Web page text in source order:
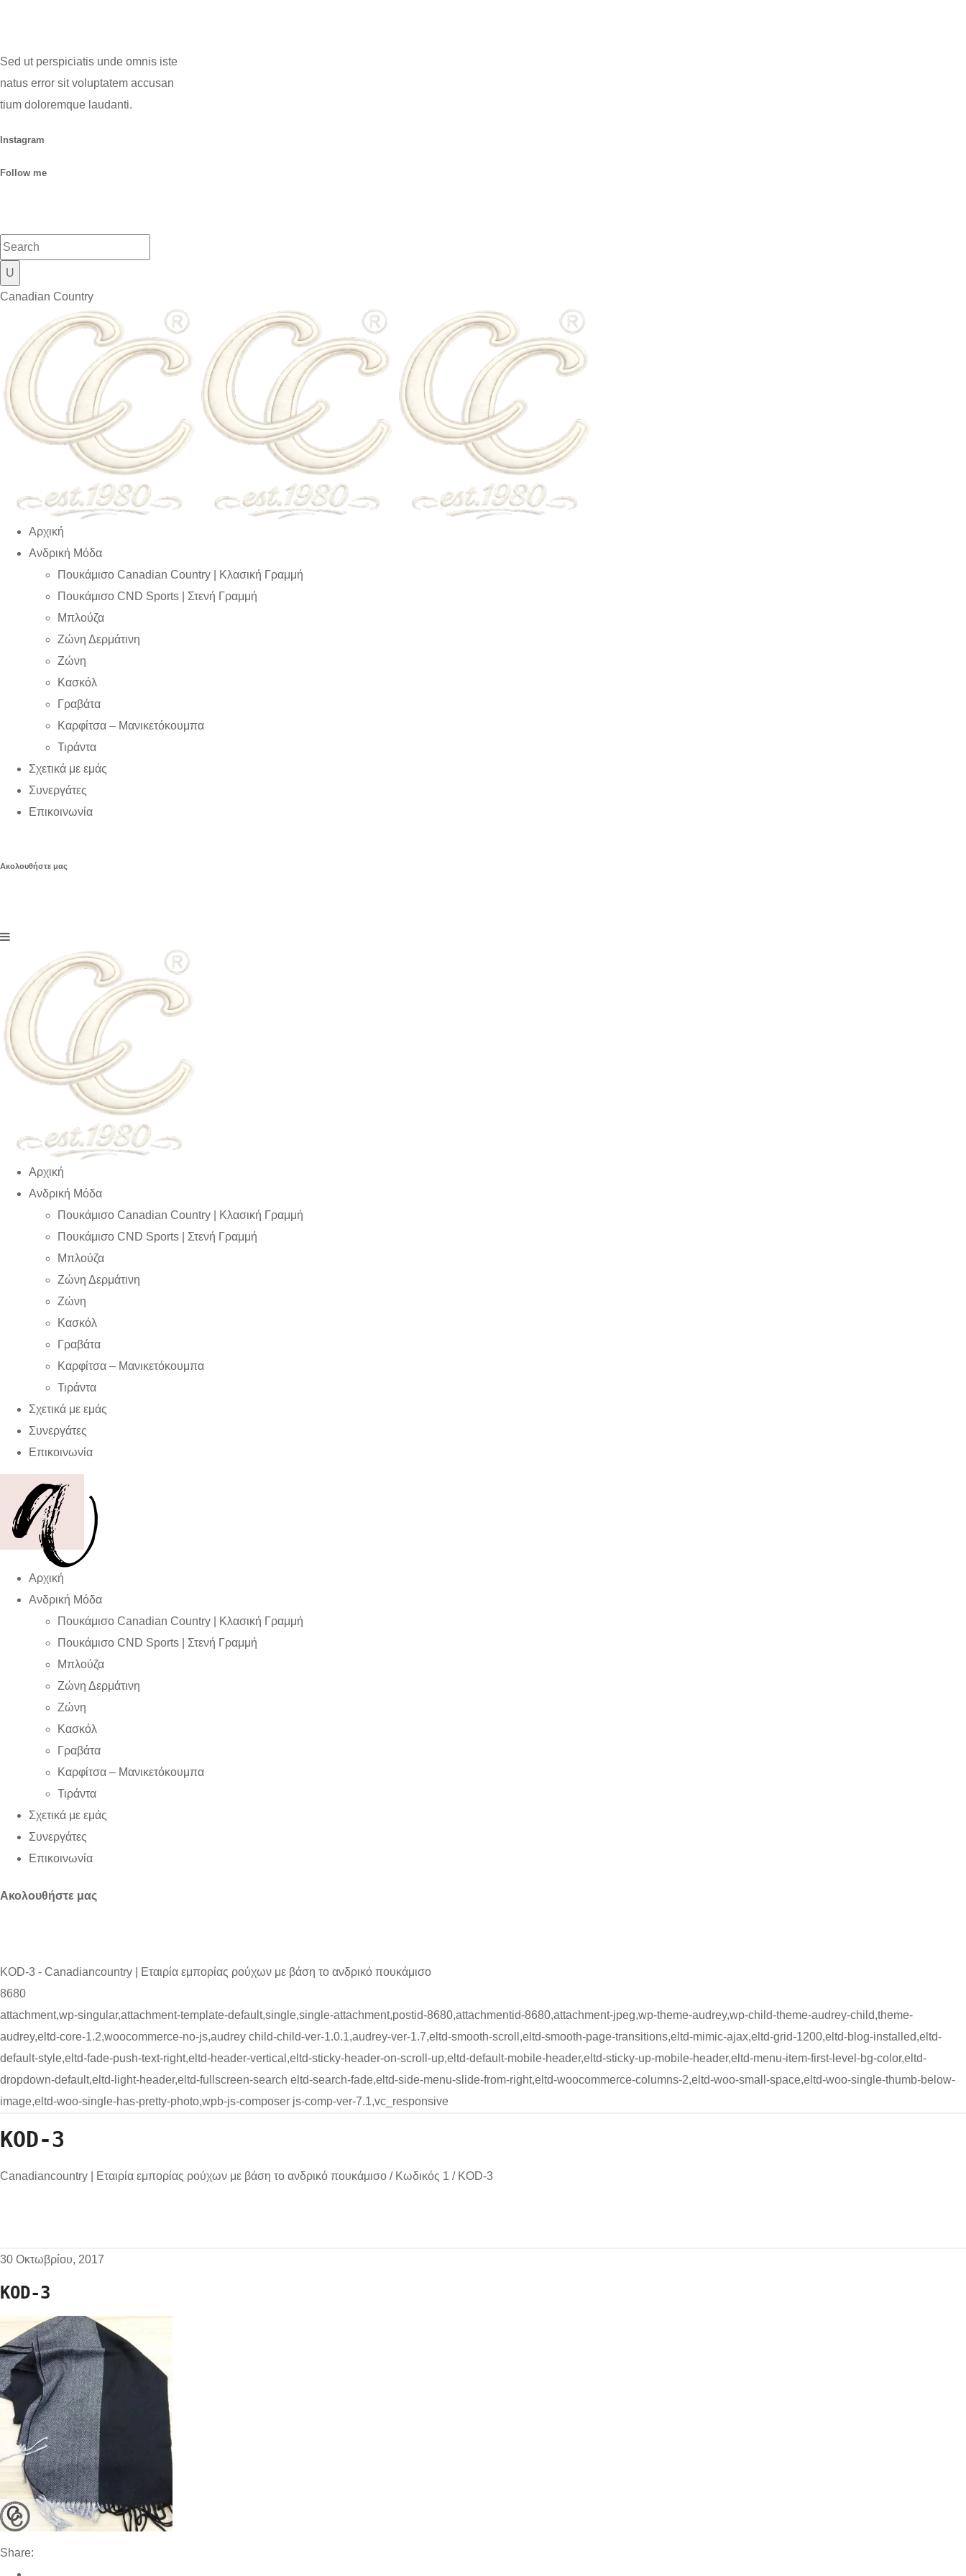
Sed ut perspiciatis unde omnis iste
natus error sit voluptatem accusan
tium doloremque laudanti.
Instagram
Follow me
Canadian Country
Αρχική
Ανδρική Μόδα
Πουκάμισο Canadian Country | Kλασική Γραμμή
Πουκάμισο CND Sports | Στενή Γραμμή
Μπλούζα
Ζώνη Δερμάτινη
Ζώνη
Κασκόλ
Γραβάτα
Καρφίτσα – Μανικετόκουμπα
Τιράντα
Σχετικά με εμάς
Συνεργάτες
Επικοινωνία
Ακολουθήστε μας
Αρχική
Ανδρική Μόδα
Πουκάμισο Canadian Country | Kλασική Γραμμή
Πουκάμισο CND Sports | Στενή Γραμμή
Μπλούζα
Ζώνη Δερμάτινη
Ζώνη
Κασκόλ
Γραβάτα
Καρφίτσα – Μανικετόκουμπα
Τιράντα
Σχετικά με εμάς
Συνεργάτες
Επικοινωνία
Αρχική
Ανδρική Μόδα
Πουκάμισο Canadian Country | Kλασική Γραμμή
Πουκάμισο CND Sports | Στενή Γραμμή
Μπλούζα
Ζώνη Δερμάτινη
Ζώνη
Κασκόλ
Γραβάτα
Καρφίτσα – Μανικετόκουμπα
Τιράντα
Σχετικά με εμάς
Συνεργάτες
Επικοινωνία
Ακολουθήστε μας
KOD-3 - Canadiancountry | Εταιρία εμπορίας ρούχων με βάση το ανδρικό πουκάμισο
8680
attachment,wp-singular,attachment-template-default,single,single-attachment,postid-8680,attachmentid-8680,attachment-jpeg,wp-theme-audrey,wp-child-theme-audrey-child,theme-
audrey,eltd-core-1.2,woocommerce-no-js,audrey child-child-ver-1.0.1,audrey-ver-1.7,eltd-smooth-scroll,eltd-smooth-page-transitions,eltd-mimic-ajax,eltd-grid-1200,eltd-blog-installed,eltd-
default-style,eltd-fade-push-text-right,eltd-header-vertical,eltd-sticky-header-on-scroll-up,eltd-default-mobile-header,eltd-sticky-up-mobile-header,eltd-menu-item-first-level-bg-color,eltd-
dropdown-default,eltd-light-header,eltd-fullscreen-search eltd-search-fade,eltd-side-menu-slide-from-right,eltd-woocommerce-columns-2,eltd-woo-small-space,eltd-woo-single-thumb-below-
image,eltd-woo-single-has-pretty-photo,wpb-js-composer js-comp-ver-7.1,vc_responsive
KOD-3
Canadiancountry | Εταιρία εμπορίας ρούχων με βάση το ανδρικό πουκάμισο / Κωδικός 1 / KOD-3
30 Οκτωβρίου, 2017
KOD-3
Share: